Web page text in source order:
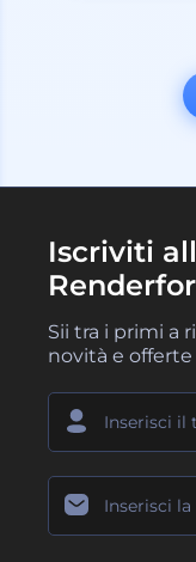
Iscriviti
Sii tra i primi a
novità e offerte